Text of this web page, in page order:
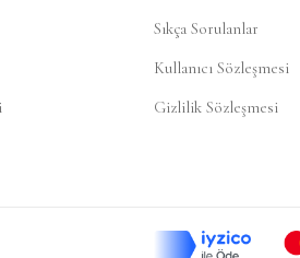
Sıkça Sorulanlar
Kullanıcı Sözleşmesi
Gizlilik Sözleşmesi